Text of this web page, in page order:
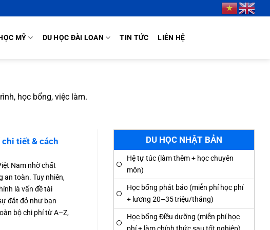
MỸ DU HỌC ĐÀI LOAN TIN TỨC LIÊN HỆ
học bổng, việc làm.
chi tiết & cách
Nam nhờ chất
an toàn. Tuy nhiên,
là vấn đề tài
đắt đỏ như bạn
bộ chi phí từ A–Z,
DU HỌC NHẬT BẢN
Hệ tự túc (làm thêm + học chuyên
môn)
Học bổng phát báo (miễn phí học phí
+ lương 20–35 triệu/tháng)
Học bổng Điều dưỡng (miễn phí học